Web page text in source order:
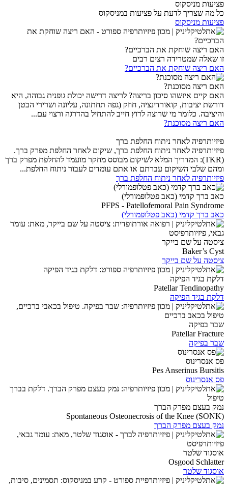
פציעות מניסקוס
כל מה שצריך לדעת על פציעות במניסקוס
פציעות מניסקוס
האם ריצה שוחקת את הברכיים?
זו שאלה שמטרידה רצים רבים
האם ריצה שוחקת את הברכיים?
האם ריצה מסוכנת?
האם קיים איזשהו סיכון בריצה? לריצה דרישה יכולת גופנית גבוהה, היא
דורשת יציבות, קואורדינציה, חוזק (גפה תחתונה, עליונה ושרירי הבטן
והיציבה. כלומר מי שרוצה לרוץ חייב להתחיל בהדרגה ורצוי עם...
האם ריצה מסוכנת?
פיזיותרפיה לאחר ניתוח החלפת ברך
פיזיותרפיה לאחר ניתוח החלפת ברך, שיקום לאחר החלפת מפרק ברך.
(TKR): המדריך המלא לשיקום מבוסס מחקר מועמד להחלפת מפרק ברך
ומהם שלבי השיקום עברתם או אתם עומדים לעבור ניתוח החלפת...
פיזיותרפיה לאחר ניתוח החלפת ברך
כאב ברך קדמי (כאב פטלופמורלי)
PFPS - Patellofemoral Pain Syndrome
כאב ברך קדמי (כאב פטלופמורלי)
ציסטה על שם בייקר
Baker’s Cyst
ציסטה על שם בייקר
דלקת בגיד הפיקה
Patellar Tendinopathy
דלקת בגיד הפיקה
שבר בפיקה
Patellar Fracture
שבר בפיקה
פס אנסרינוס
Pes Anserinus Bursitis
פס אנסרינוס
נמק בעצם מפרק הברך
Spontaneous Osteonecrosis of the Knee (SONK)
נמק בעצם מפרק הברך
אוסגוד שלטר
Osgood Schlatter
אוסגוד שלטר